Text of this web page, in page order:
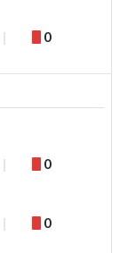
0
0
0